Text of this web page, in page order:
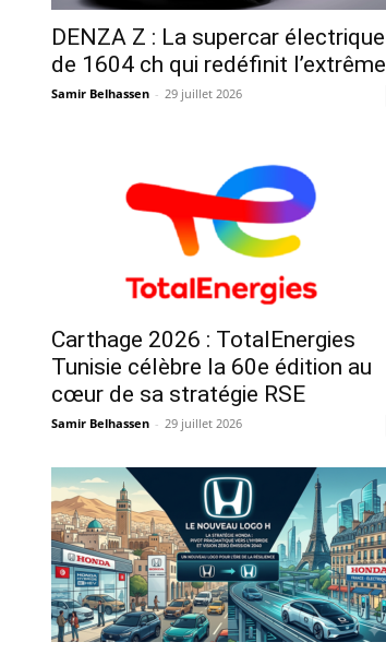
DENZA Z : La supercar électrique
de 1604 ch qui redéfinit l’extrême
Samir Belhassen - 29 juillet 2026
Carthage 2026 : TotalEnergies
Tunisie célèbre la 60e édition au
cœur de sa stratégie RSE
Samir Belhassen - 29 juillet 2026